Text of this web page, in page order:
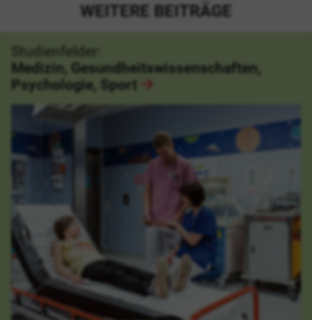
WEITERE BEITRÄGE
Studienfelder:
Medizin, Gesundheitswissenschaften,
Psychologie, Sport